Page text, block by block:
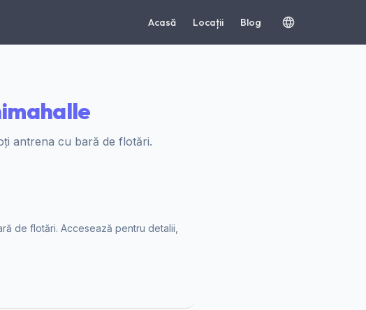
Acasă Locații Blog
antrena cu bară de flotări.
de flotări. Accesează pentru detalii,